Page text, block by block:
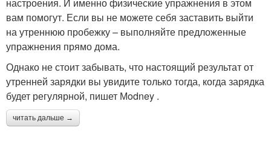
вам помогут. Если вы не можете себя заставить выйти
на утреннюю пробежку – выполняйте предложенные
упражнения прямо дома.
Однако не стоит забывать, что настоящий результат от
утренней зарядки вы увидите только тогда, когда зарядка
будет регулярной, пишет Мodney .
читать дальше →